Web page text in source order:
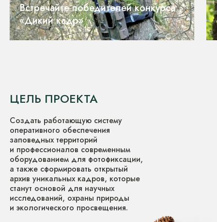
Встречайте победителей конкурса
«Дикий кадр»
Создать работающую систему
оперативного обеспечения
заповедных территорий
и профессионалов современным
оборудованием для фотофиксации,
а также сформировать открытый
архив уникальных кадров, которые
станут основой для научных
исследований, охраны природы
и экологического просвещения.
ЦЕЛЬ ПРОЕКТА